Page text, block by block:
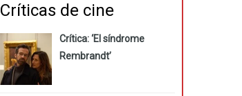
Críticas de cine
Crítica: ‘El síndrome
Rembrandt’